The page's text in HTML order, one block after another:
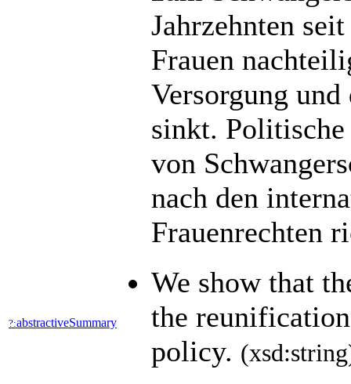
Jahrzehnten
Frauen
Versorgung
sinkt.
von
nach den
Frauenrechten
?:abstractiveSummary
We show that
the
policy.